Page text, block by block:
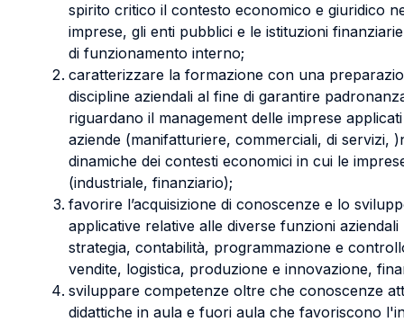
spirito critico il contesto economico e giuridico
imprese, gli enti pubblici e le istituzioni
di funzionamento interno;
caratterizzare la formazione con una
discipline aziendali al fine di garantire
riguardano il management delle imprese
aziende (manifatturiere, commerciali, di servizi,
dinamiche dei contesti economici in cui le
(industriale, finanziario);
favorire l’acquisizione di conoscenze e lo
applicative relative alle diverse funzioni
strategia, contabilità, programmazione e
vendite, logistica, produzione e innovazione,
sviluppare competenze oltre che conoscenze
didattiche in aula e fuori aula che favoriscono